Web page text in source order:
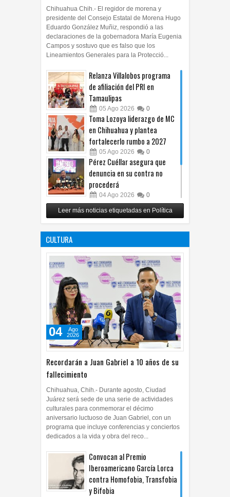
Chihuahua Chih.- El regidor de morena y
presidente del Consejo Estatal de Morena Hugo
Eduardo González Muñiz, respondió a las
declaraciones de la gobernadora María Eugenia
Campos y sostuvo que es falso que los
Lineamientos Generales para la Protecció...
Relanza Villalobos programa
de afiliación del PRI en
Tamaulipas
05 Ago 2026 0
Toma Lozoya liderazgo de MC
en Chihuahua y plantea
fortalecerlo rumbo a 2027
05 Ago 2026 0
Pérez Cuéllar asegura que
denuncia en su contra no
procederá
04Ago 2026 0
Respalda Morena Chihuahua
propuesta sobre derechos de
Leer más noticias etiquetadas en Política
CULTURA
Recordarán a Juan Gabriel a 10 años de su
fallecimiento
04
Ago
2026
Chihuahua, Chih.- Durante agosto, Ciudad
Juárez será sede de una serie de actividades
culturales para conmemorar el décimo
aniversario luctuoso de Juan Gabriel, con un
programa que incluye conferencias y conciertos
dedicados a la vida y obra del reco...
Convocan al Premio
Iberoamericano García Lorca
contra Homofobia, Transfobia
y Bifobia